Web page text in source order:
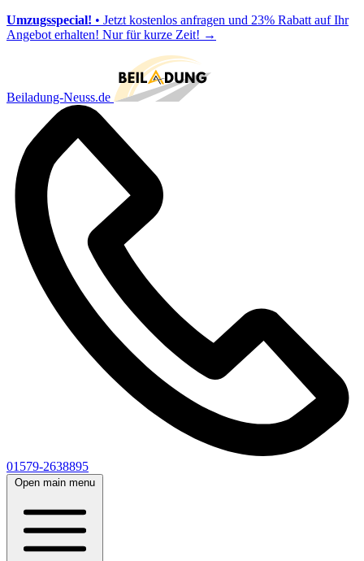
Umzugsspecial! • Jetzt kostenlos anfragen und 23% Rabatt auf Ihr
Angebot erhalten! Nur für kurze Zeit! →
Beiladung-Neuss.de
01579-2638895
Open main menu